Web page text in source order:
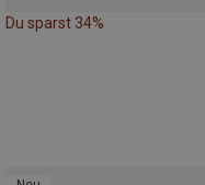
Du sparst 34%